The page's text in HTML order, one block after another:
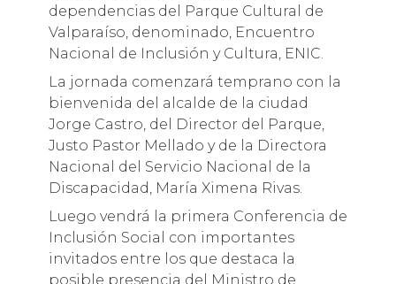
dependencias del Parque Cultural de
Valparaíso, denominado, Encuentro
Nacional de Inclusión y Cultura, ENIC.
La jornada comenzará temprano con la
bienvenida del alcalde de la ciudad
Jorge Castro, del Director del Parque,
Justo Pastor Mellado y de la Directora
Nacional del Servicio Nacional de la
Discapacidad, María Ximena Rivas.
Luego vendrá la primera Conferencia de
Inclusión Social con importantes
invitados entre los que destaca la
posible presencia del Ministro de